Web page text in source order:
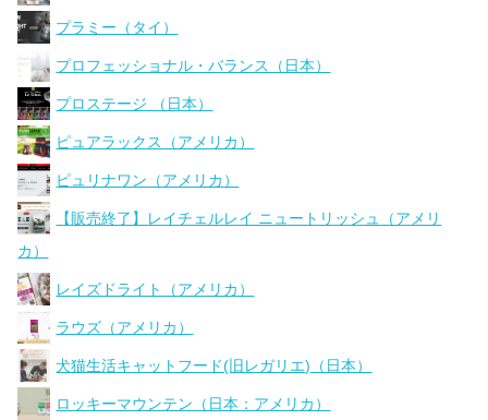
プラミー（タイ）
プロフェッショナル・バランス（日本）
プロステージ （日本）
ピュアラックス（アメリカ）
ピュリナワン（アメリカ）
【販売終了】レイチェルレイ ニュートリッシュ（アメリ
カ）
レイズドライト（アメリカ）
ラウズ（アメリカ）
犬猫生活キャットフード(旧レガリエ)（日本）
ロッキーマウンテン（日本：アメリカ）